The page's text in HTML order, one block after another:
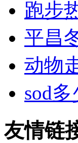
跑步
平昌
动物
sod
友情链